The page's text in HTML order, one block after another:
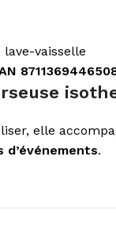
vaisselle
elle
d’événements.